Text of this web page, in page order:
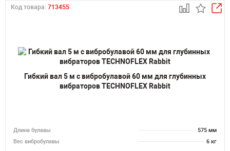
Код товара: 713455
Гибкий вал 5 м с вибробулавой 60 мм для глубинных
вибраторов TECHNOFLEX Rabbit
Длина булавы
575 мм
Вес вибробулавы
6 кг